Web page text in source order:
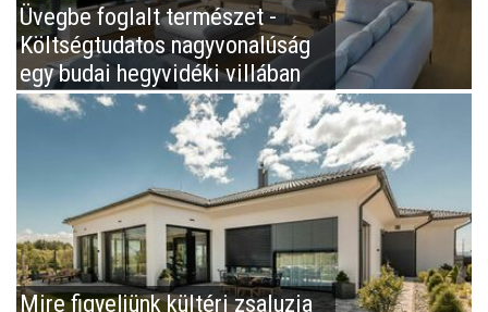
Üvegbe foglalt természet -
Költségtudatos nagyvonalúság
egy budai hegyvidéki villában
Mire figyeljünk kültéri zsaluzia